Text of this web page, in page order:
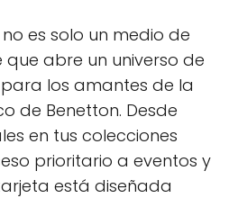
es solo un medio de
abre un universo de
los amantes de la
de Benetton. Desde
en tus colecciones
prioritario a eventos y
está diseñada